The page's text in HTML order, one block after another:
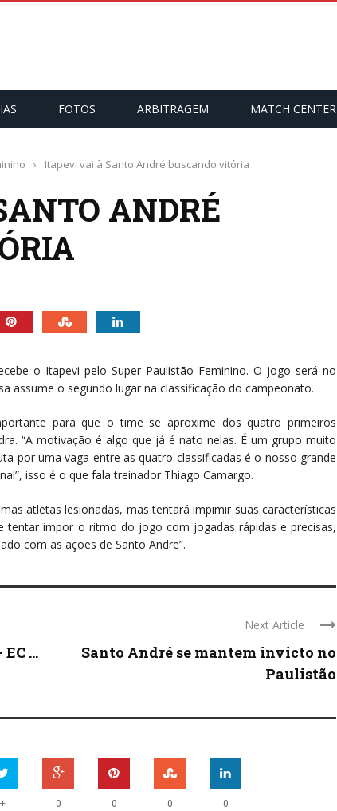
FOTOS ARBITRAGEM MATCH CENTER
› Itapevi vai à Santo André buscando vitória
ANDRÉ
o Itapevi pelo Super Paulistão Feminino. O jogo será no
assume o segundo lugar na classificação do campeonato.
para que o time se aproxime dos quatro primeiros
“A motivação é algo que já é nato nelas. É um grupo muito
por uma vaga entre as quatro classificadas é o nosso grande
isso é o que fala treinador Thiago Camargo.
atletas lesionadas, mas tentará impimir suas características
tentar impor o ritmo do jogo com jogadas rápidas e precisas,
com as ações de Santo Andre”.
...
Next Article
Santo André se mantem invicto no
Paulistão
+ 0 0 0 0